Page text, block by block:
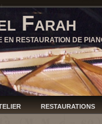
Farah
EN RESTAURATION DE
RESTAURATIONS